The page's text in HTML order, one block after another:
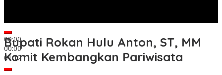
00:00
00:00
01:12
Bupati Rokan Hulu Anton, ST, MM
Komit Kembangkan Pariwisata